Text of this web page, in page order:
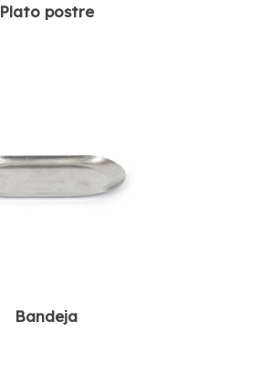
Plato postre
Bandeja